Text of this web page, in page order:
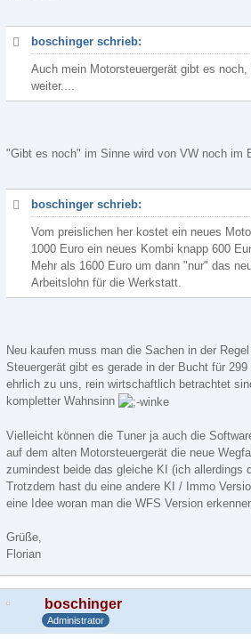
boschinger schrieb:
Auch mein Motorsteuergerät gibt es
weiter....
"Gibt es noch" im Sinne wird von VW noch im
boschinger schrieb:
Vom preislichen her kostet ein neues
1000 Euro ein neues Kombi knapp 600
Mehr als 1600 Euro um dann "nur" das
Arbeitslohn für die Werkstatt.
Neu kaufen muss man die Sachen in der
Steuergerät gibt es gerade in der Bucht für 299
ehrlich zu uns, rein wirtschaftlich betrachtet
kompletter Wahnsinn
Vielleicht können die Tuner ja auch die
auf dem alten Motorsteuergerät die neue
zumindest beide das gleiche KI (ich allerdings
Trotzdem hast du eine andere KI / Immo
eine Idee woran man die WFS Version
Grüße,
Florian
boschinger
Administrator